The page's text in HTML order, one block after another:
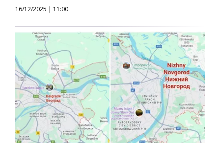
16/12/2025 | 11:00